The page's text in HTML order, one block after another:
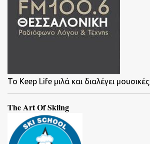
To Keep Life μιλά και διαλέγει μουσικές
The Art Of Skiing